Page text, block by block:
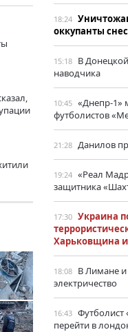
18:24
оккупанты
15:18 В
наводчика
10:45 «Днепр-1»
футболистов
21:28 Данилов
19:24 «Реал
защитника
17:30 Украина
Харьковщина
18:08 В Лимане и
электричество
16:43
перейти в